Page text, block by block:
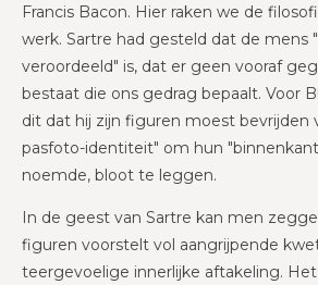
Francis Bacon. Hier raken we de
werk. Sartre had gesteld dat de mens
veroordeeld" is, dat er geen vooraf
bestaat die ons gedrag bepaalt. Voor
dit dat hij zijn figuren moest bevrijden
pasfoto-identiteit" om hun
noemde, bloot te leggen.
In de geest van Sartre kan men
figuren voorstelt vol aangrijpende
teergevoelige innerlijke aftakeling.